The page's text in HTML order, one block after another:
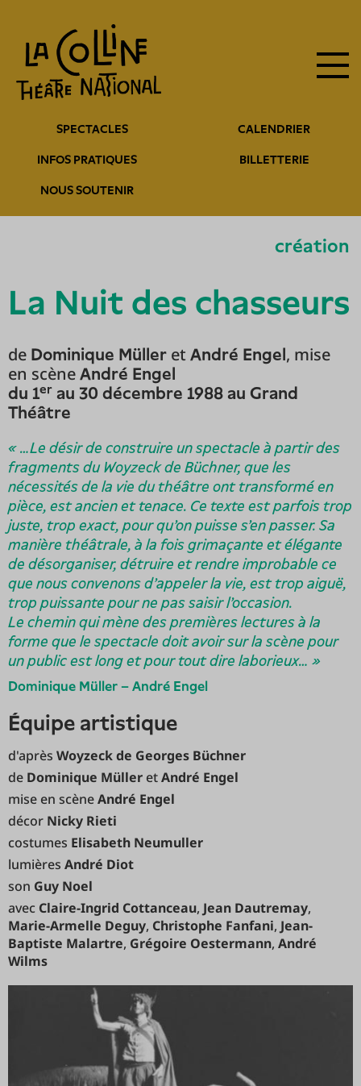
contenu
principal
entête
SPECTACLES CALENDRIER
INFOS PRATIQUES BILLETTERIE
NOUS SOUTENIR
principale
création
La Nuit des chasseurs
de Dominique Müller et André Engel, mise
en scène André Engel
du 1er au 30 décembre 1988 au Grand
Théâtre
« …Le désir de construire un spectacle à partir des
fragments duWoyzeckde Büchner, que les
nécessités de la vie du théâtre ont transformé en
pièce, est ancien et tenace. Ce texte est parfois trop
juste, trop exact, pour qu'on puisse s'en passer. Sa
manière théâtrale, à la fois grimaçante et élégante
de désorganiser, détruire et rendre improbable ce
que nous convenons d'appeler la vie, est trop aiguë,
trop puissante pour ne pas saisir l'occasion.
Le chemin qui mène des premières lectures à la
forme que le spectacle doit avoir sur la scène pour
un public est long et pour tout dire laborieux… »
Dominique Müller – André Engel
équipe artistique
d'après Woyzeck de Georges Büchner
de Dominique Müller etAndré Engel
mise en scèneAndré Engel
décor Nicky Rieti
costumes Elisabeth Neumuller
lumières André Diot
son Guy Noel
avec Claire-Ingrid Cottanceau, Jean Dautremay,
Marie-Armelle Deguy, Christophe Fanfani, Jean-
Baptiste Malartre, Grégoire Oestermann, André
Wilms